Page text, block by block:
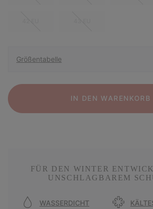
Größentabelle
IN DEN WARENKORB
FÜR DEN WINTER
UNSCHLAGBAREM
WASSERDICHT